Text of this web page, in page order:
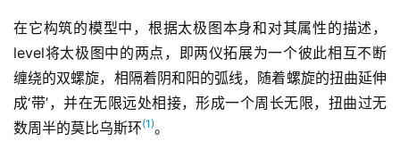
在它构筑的模型中，根据太极图本身和对其属性的描述，
level将太极图中的两点，即两仪拓展为一个彼此相互不断
缠绕的双螺旋，相隔着阴和阳的弧线，随着螺旋的扭曲延伸
成‘带’，并在无限远处相接，形成一个周长无限，扭曲过无
数周半的莫比乌斯环(1)。